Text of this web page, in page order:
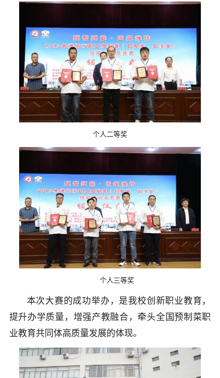
个人二等奖
个人三等奖
本次大赛的成功举办，是我校创新职业教育，
提升办学质量，增强产教融合，牵头全国预制菜职
业教育共同体高质量发展的体现。